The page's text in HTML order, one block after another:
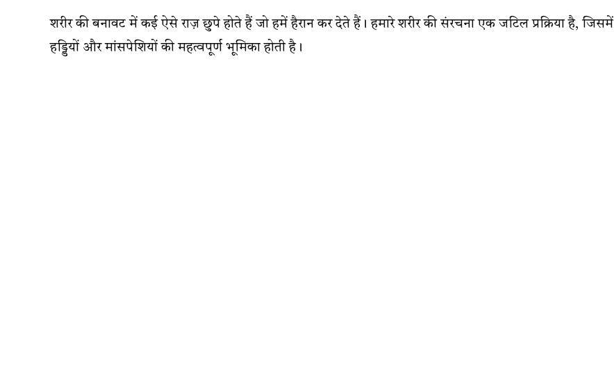
शरीर की बनावट में कई ऐसे राज़ छुपे होते हैं जो हमें हैरान कर देते हैं। हमारे शरीर की संरचना एक जटिल प्रक्रिया है, जिसमें
हड्डियों और मांसपेशियों की महत्वपूर्ण भूमिका होती है।